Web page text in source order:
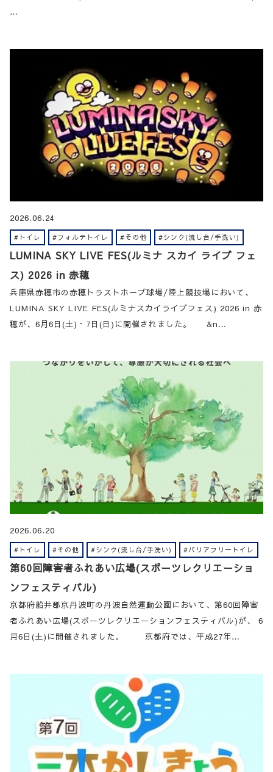
…
2026.06.24
#トイレ #フォルテトイレ #その他 #シンク(流し台/手洗い)
LUMINA SKY LIVE FES(ルミナ スカイ ライブ フェ
ス) 2026 in 赤穂
兵庫県赤穂市の赤穂トラストホープ球場/陸上競技場において、
LUMINA SKY LIVE FES(ルミナスカイライブフェス) 2026 in 赤
穂が、6月6日(土)・7日(日)に開催されました。 &n…
2026.06.20
#トイレ #その他 #シンク(流し台/手洗い) #バリアフリートイレ
第60回障害者ふれあい広場(スポーツレクリエーショ
ンフェスティバル)
京都府船井郡京丹波町の丹波自然運動公園において、第60回障害
者ふれあい広場(スポーツレクリエーションフェスティバル)が、 6
月6日(土)に開催されました。 京都府では、平成27年…